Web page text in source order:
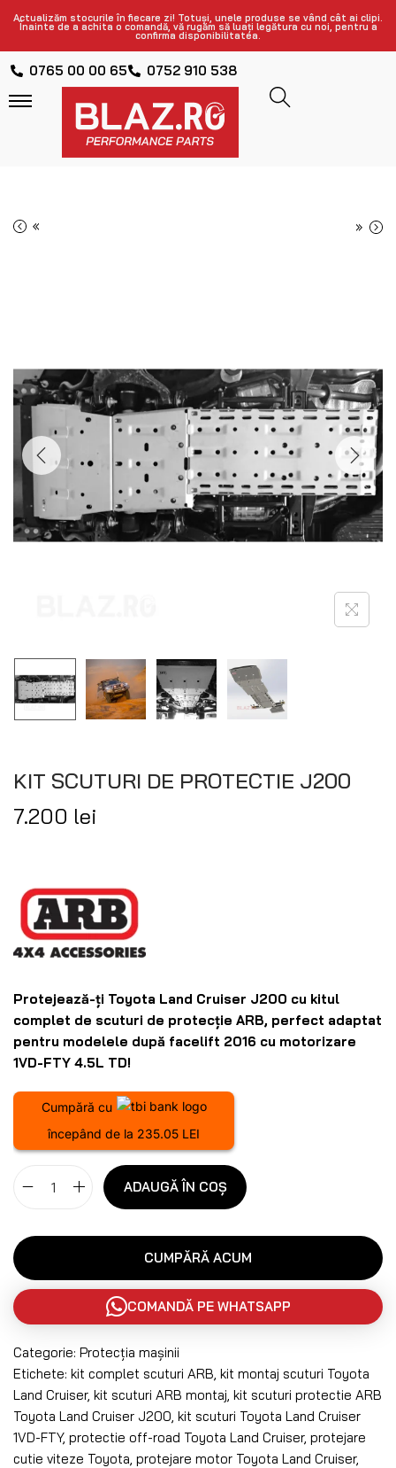
Actualizăm stocurile în fiecare zi! Totuși, unele produse se vând cât ai clipi.
Înainte de a achita o comandă, vă rugăm să luați legătura cu noi, pentru a
confirma disponibilitatea.
0765 00 00 65 0752 910 538
« »
KIT SCUTURI DE PROTECTIE J200
7.200 lei
Protejează-ți Toyota Land Cruiser J200 cu kitul
complet de scuturi de protecție ARB, perfect adaptat
pentru modelele după facelift 2016 cu motorizare
1VD-FTY 4.5L TD!
Cumpără cu
începând de la 235.05 LEI
ADAUGĂ ÎN COȘ
CUMPĂRĂ ACUM
COMANDĂ PE WHATSAPP
Categorie: Protecția mașinii
Etichete: kit complet scuturi ARB kit montaj scuturi Toyota
Land Cruiser, kit scuturi ARB montaj kit scuturi protectie ARB
Toyota Land Cruiser J200 kit scuturi Toyota Land Cruiser
1VD-FTY, protectie off-road Toyota Land Cruiser, protejare
cutie viteze Toyota protejare motor Toyota Land Cruiser,